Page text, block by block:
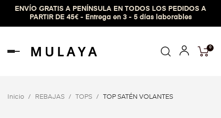
ENVÍO GRATIS A PENÍNSULA EN TODOS LOS PEDIDOS A
PARTIR DE 45€ - Entrega en 3 - 5 días laborables
Navegación
0
Inicio REBAJAS TOPS TOP SATÉN VOLANTES